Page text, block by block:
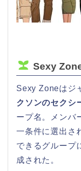
Sexy
Sexy Zoneはジ
クソンのセクシ
ープ名。メンバ
一条件に選出さ
できるグループ
成された。